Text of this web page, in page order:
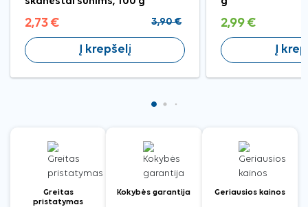
2,73 € 3,90 €
Į krepšelį
2,99 €
Į
Greitas
pristatymas
Kokybės garantija Geriausios kainos